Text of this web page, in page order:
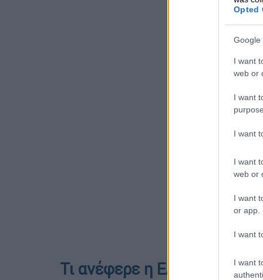
Opted
Google
I want
web or
I want
I want
I want
web or
I want
or app.
I want
I want
Τι ανέφερε η ΕΛΑΣ